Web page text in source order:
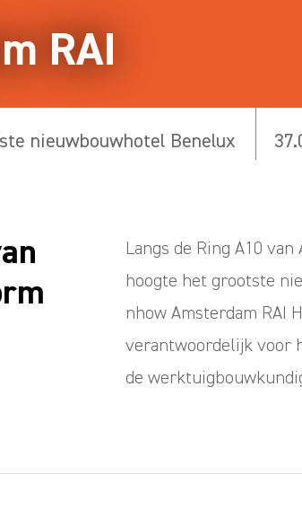
RAI
nieuwbouwhotel Benelux
Langs de Ring A10
hoogte het grootste
nhow Amsterdam RAI
verantwoordelijk voor
de